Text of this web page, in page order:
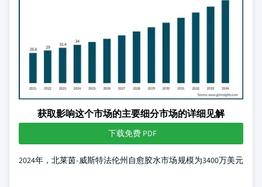
获取影响这个市场的主要细分市场的详细见解
下载免费 PDF
2024年，北莱茵-威斯特法伦州自愈胶水市场规模为3400万美元